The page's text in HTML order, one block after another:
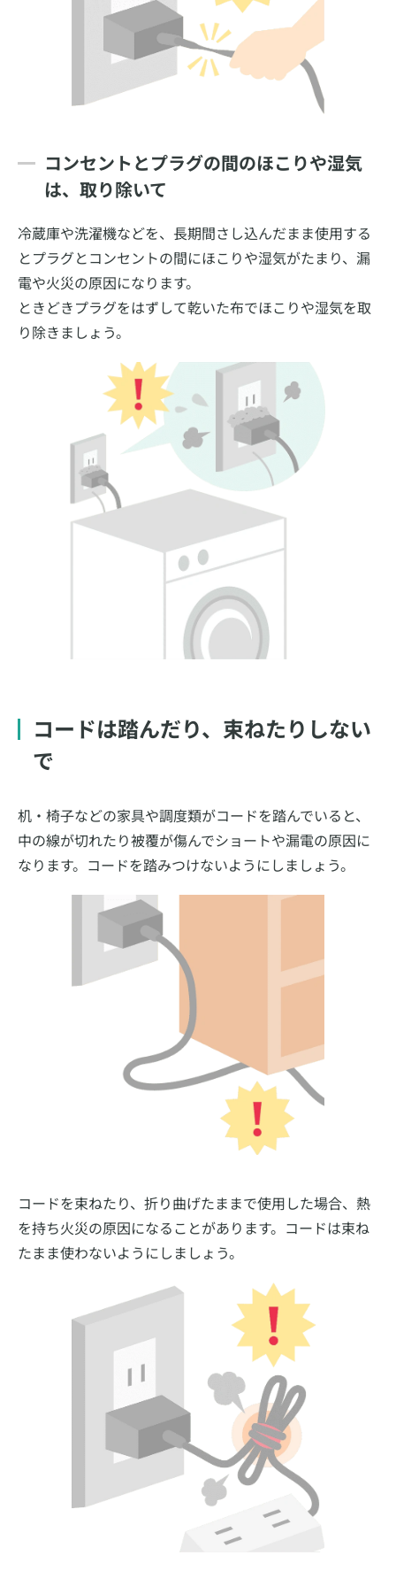
コンセントとプラグの間のほこりや湿気
は、取り除いて
冷蔵庫や洗濯機などを、長期間さし込んだまま使用する
とプラグとコンセントの間にほこりや湿気がたまり、漏
電や火災の原因になります。
ときどきプラグをはずして乾いた布でほこりや湿気を取
り除きましょう。
コードは踏んだり、束ねたりしない
で
机・椅子などの家具や調度類がコードを踏んでいると、
中の線が切れたり被覆が傷んでショートや漏電の原因に
なります。コードを踏みつけないようにしましょう。
コードを束ねたり、折り曲げたままで使用した場合、熱
を持ち火災の原因になることがあります。コードは束ね
たまま使わないようにしましょう。